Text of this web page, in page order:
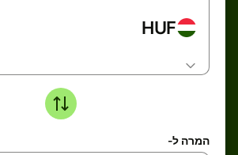
HUF
המרה ל-